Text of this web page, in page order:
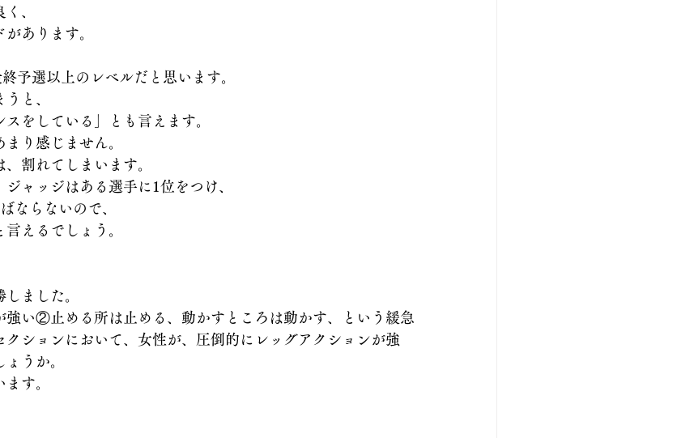
、
あります。
予選以上のレベルだと思います。
と、
スをしている」とも言えます。
り感じません。
割れてしまいます。
ャッジはある選手に1位をつけ、
ならないので、
えるでしょう。
ました。
い②止める所は止める、動かすところは動かす、という緩急
ションにおいて、女性が、圧倒的にレッグアクションが強
うか。
す。